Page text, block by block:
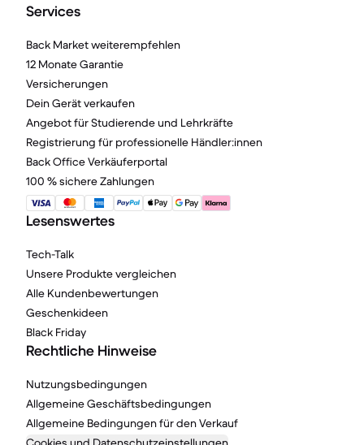
Services
Back Market weiterempfehlen
12 Monate Garantie
Versicherungen
Dein Gerät verkaufen
Angebot für Studierende und Lehrkräfte
Registrierung für professionelle Händler:innen
Back Office Verkäuferportal
100 % sichere Zahlungen
Lesenswertes
Tech-Talk
Unsere Produkte vergleichen
Alle Kundenbewertungen
Geschenkideen
Black Friday
Rechtliche Hinweise
Nutzungsbedingungen
Allgemeine Geschäftsbedingungen
Allgemeine Bedingungen für den Verkauf